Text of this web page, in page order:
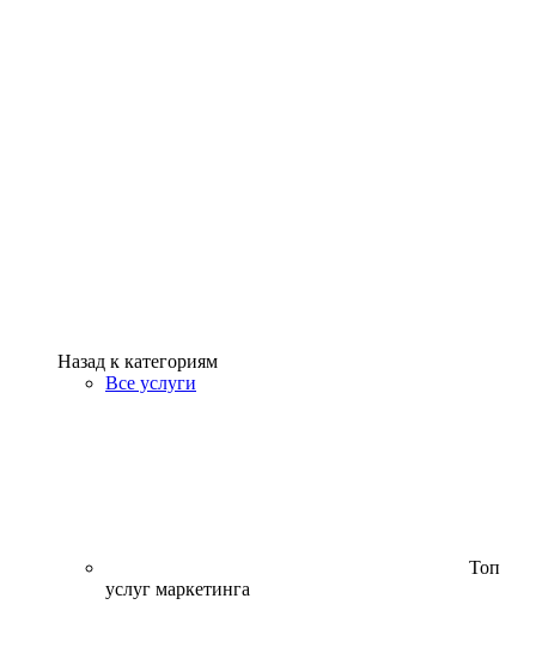
Назад к категориям
Все услуги
Топ
услуг маркетинга